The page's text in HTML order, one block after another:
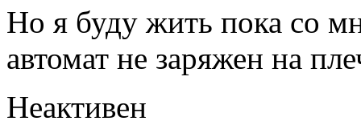
Но я буду жить пока со
автомат не заряжен на
Неактивен